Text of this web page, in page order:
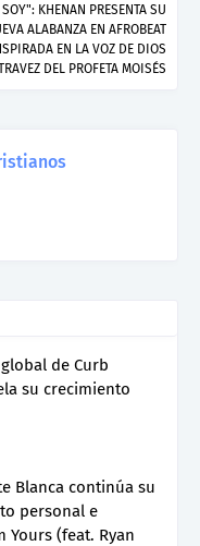
KHENAN PRESENTA SU
ALABANZA EN AFROBEAT
EN LA VOZ DE DIOS
DEL PROFETA MOISÉS
de Curb
su crecimiento
Blanca continúa su
personal e
Yours (feat. Ryan